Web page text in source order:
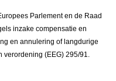
Parlement en de Raad
inzake compensatie en
en annulering of langdurige
verordening (EEG) 295/91.